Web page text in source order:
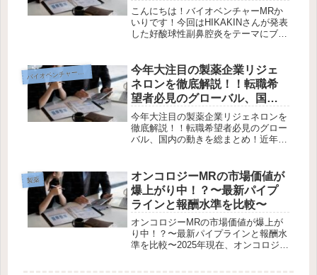
療、MRのやりがいについて
（デュピクセント、ヌーカ
ラ）
こんにちは！バイオベンチャーMRか
いりです！今回はHIKAKINさんが発表
した好酸球性副鼻腔炎をテーマにブロ
Rhinosinusitis with Nasal ...
バイオベンチャー企業研究
今年大注目の製薬企業リジェ
ネロンを徹底解説！！転職希
望者必見のグローバル、国内
の動きを総まとめ！
今年大注目の製薬企業リジェネロンを
徹底解説！！転職希望者必見のグロー
バル、国内の動きを総まとめ！近年、
ジェネロン）。米国発のバイオ医薬品
企業として...
製薬
オンコロジーMRの市場価値が
爆上がり中！？〜最新パイプ
ラインと報酬水準を比較〜
オンコロジーMRの市場価値が爆上が
り中！？〜最新パイプラインと報酬水
準を比較〜2025年現在、オンコロジー